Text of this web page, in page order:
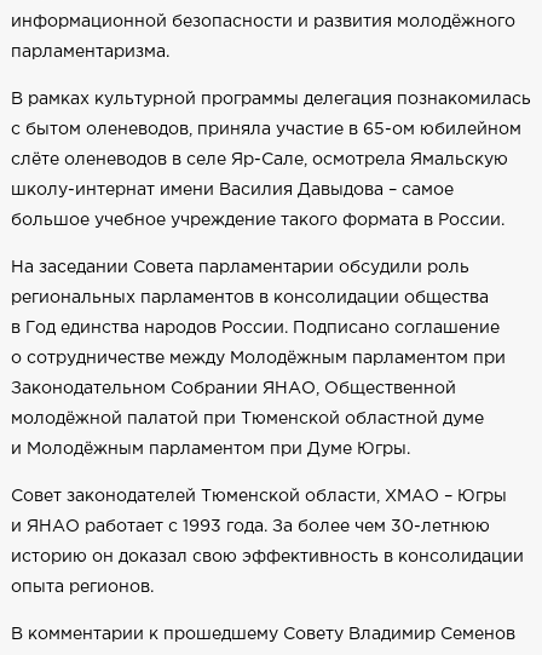
информационной безопасности и развития молодёжного
парламентаризма.
В рамках культурной программы делегация познакомилась
с бытом оленеводов, приняла участие в 65-ом юбилейном
слёте оленеводов в селе Яр-Сале, осмотрела Ямальскую
школу-интернат имени Василия Давыдова – самое
большое учебное учреждение такого формата в России.
На заседании Совета парламентарии обсудили роль
региональных парламентов в консолидации общества
в Год единства народов России. Подписано соглашение
о сотрудничестве между Молодёжным парламентом при
Законодательном Собрании ЯНАО, Общественной
молодёжной палатой при Тюменской областной думе
и Молодёжным парламентом при Думе Югры.
Совет законодателей Тюменской области, ХМАО – Югры
и ЯНАО работает с 1993 года. За более чем 30-летнюю
историю он доказал свою эффективность в консолидации
опыта регионов.
В комментарии к прошедшему Совету Владимир Семенов